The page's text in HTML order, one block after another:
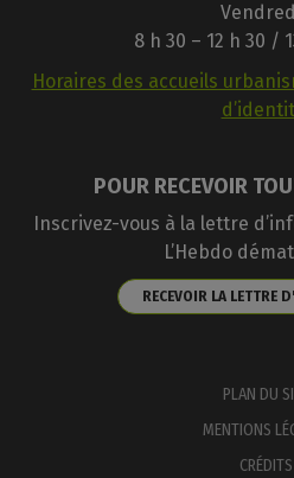
8 h 30 – 12 h 30 /
Horaires des accueils
POUR RECEVOIR
Inscrivez-vous à la lettre
L’Hebdo
RECEVOIR LA LETTRE
PLAN DU
MENTIONS
CRÉDITS